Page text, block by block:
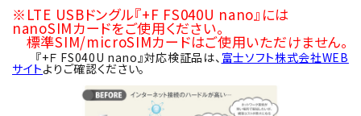
※LTE USBドングル『+F FS040U nano』には
nanoSIMカードをご使用ください。
標準SIM/microSIMカードはご使用いただけません。
『+Ｆ FS040U nano』対応検証品は、 富士ソフト株式会社WEB
サイトよりご確認ください。